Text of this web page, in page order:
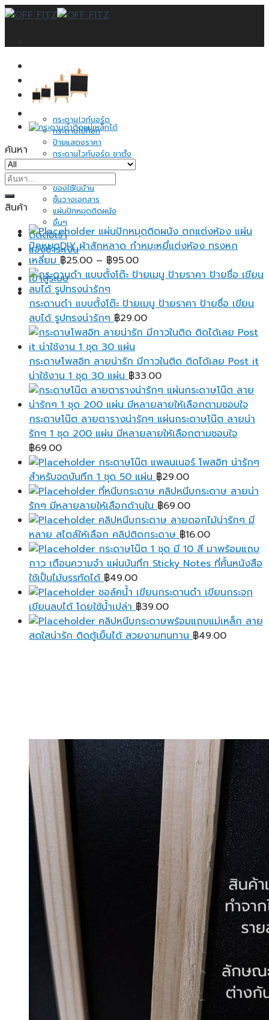
Skip
บทความ
สินค้าทั้งหมด
กระดานไวท์บอร์ด
กระดานไม้ก็อก
ป้ายแสดงราคา
กระดานไวท์บอร์ด ขาตั้ง
กระดาษโน้ต
ของใช้ในบ้าน
ชั้นวางเอกสาร
แผ่นปักหมุดติดผนัง
อื่นๆ
ติดต่อเรา
แจ้งชำระเงิน
เข้าสู่ระบบ
ค้นหา
ค้นหา:
สินค้า
แผ่นปักหมุดติดผนัง ตกแต่งห้อง แผ่น
ปักหมุดDIY ผ้าสักหลาด กำหมะหยี่แต่งห้อง ทรงหก
เหลี่ยม ฿25.00 – ฿95.00Price
range:
through
฿95.00
กระดานดำ แบบตั้งโต๊ะ ป้ายเมนู ป้ายราคา ป้ายชื่อ เขียน
ลบได้ รูปทรงน่ารักๆ ฿29.00
กระดาษโพสอิท ลายน่ารัก มีกาวในติด ติดได้เลย Post it
น่าใช้งาน 1 ชุด 30 แผ่น ฿33.00
กระดาษโน๊ต ลายตารางน่ารักๆ แผ่นกระดาษโน๊ต ลายน่า
รักๆ 1 ชุด 200 แผ่น มีหลายลายให้เลือกตามชอบใจ
฿69.00
กระดาษโน๊ต แพลนเนอร์ โพสอิท น่ารักๆ
สำหรับจดบันทึก 1 ชุด 50 แผ่น ฿29.00
ที่หนีบกระดาษ คลิปหนีบกระดาษ ลายน่า
รักๆ มีหลายลายให้เลือกด้านใน ฿69.00
คลิปหนีบกระดาษ ลายดอกไม้น่ารักๆ มี
หลาย สไตล์ให้เลือก คลิปติดกระดาษ ฿16.00
กระดาษโน๊ต 1 ชุด มี 10 สี มาพร้อมแถบ
กาว เตือนความจํา แผ่นบันทึก Sticky Notes ที่คั้นหนังสือ
ใช้เป็นไม้บรรทัดได้ ฿49.00
ชอล์คน้ำ เขียนกระดานดำ เขียนกระจก
เขียนลบได้ โดยใช้น้ำเปล่า ฿39.00
คลิปหนีบกระดาษพร้อมแถบแม่เหล็ก ลาย
สดใสน่ารัก ติดตู้เย็นได้ สวยงามทนทาน ฿49.00